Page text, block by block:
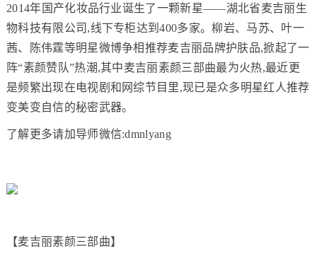
2014年国产化妆品行业诞生了一颗新星——湖北省麦吉丽生
物科技有限公司,线下专柜达到400多家。柳岩、马苏、叶一
茜、陈伟霆等明星微博争相推荐麦吉丽品牌护肤品,掀起了一
阵“素颜赞队”热潮,其中麦吉丽素颜三部曲最为火热,最近更
是频繁出现在电视剧和网综节目里,现已是众多明星红人推荐
变美变自信的秘密武器。
了解更多请加导师微信:dmnlyang
【麦吉丽素颜三部曲】